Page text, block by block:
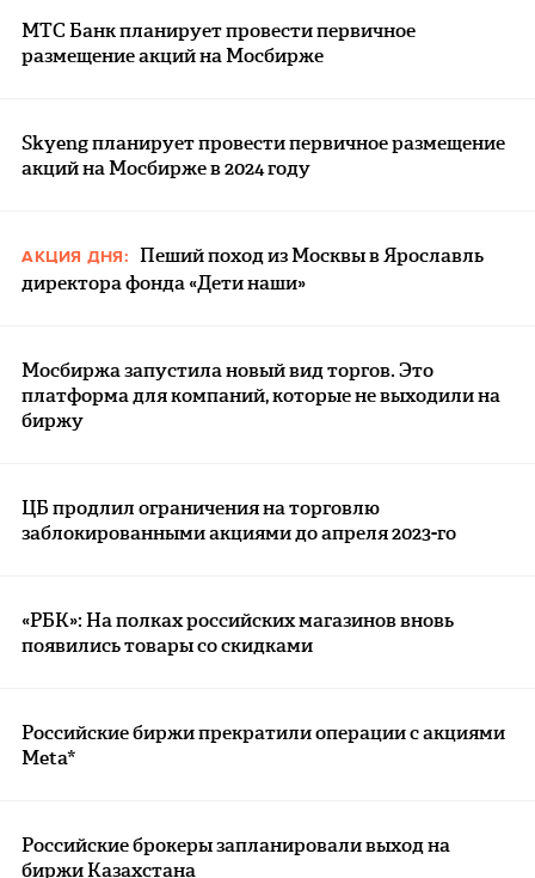
МТС Банк планирует провести первичное
размещение акций на Мосбирже
Skyeng планирует провести первичное размещение
акций на Мосбирже в 2024 году
АКЦИЯ ДНЯ: Пеший поход из Москвы в Ярославль
директора фонда «Дети наши»
Мосбиржа запустила новый вид торгов. Это
платформа для компаний, которые не выходили на
биржу
ЦБ продлил ограничения на торговлю
заблокированными акциями до апреля 2023-го
«РБК»: На полках российских магазинов вновь
появились товары со скидками
Российские биржи прекратили операции с акциями
Meta*
Российские брокеры запланировали выход на
биржи Казахстана